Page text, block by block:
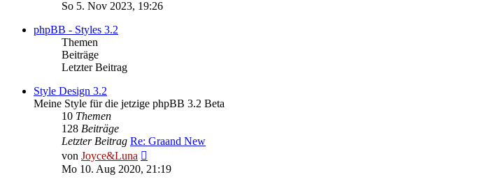
Beitrag
So 5. Nov 2023, 19:26
phpBB - Styles 3.2
Themen
Beiträge
Letzter Beitrag
Style Design 3.2
Meine Style für die jetzige phpBB 3.2 Beta
10 Themen
128 Beiträge
Letzter Beitrag Re: Graand New
von Joyce&Luna
Beitrag
Mo 10. Aug 2020, 21:19